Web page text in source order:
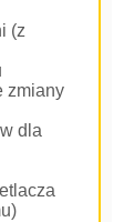
(z
zmiany
dla